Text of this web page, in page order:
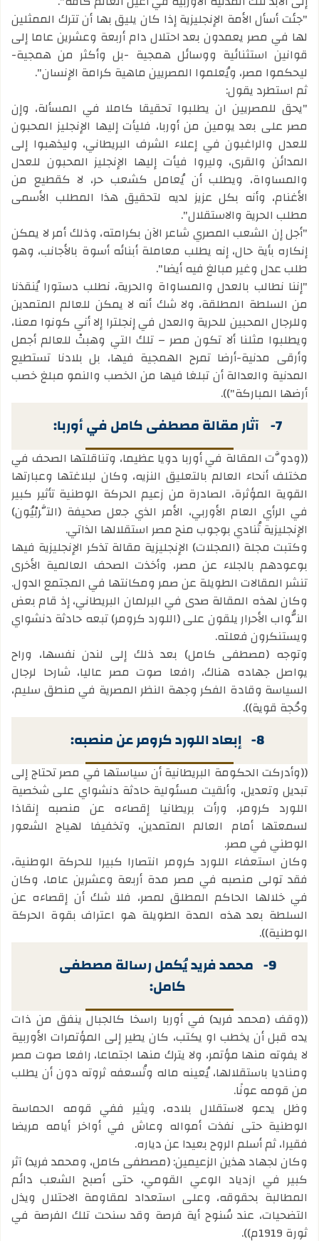
"جئت أسأل الأمة الإنجليزية إذا كان يليق بها أن تترك الممثلين
لها في مصر يعمدون بعد احتلال دام أربعة وعشرين عاما إلى
قوانين استثنائية ووسائل همجية -بل وأكثر من همجية-
ليحكموا مصر، ويُعلموا المصريين ماهية كرامة الإنسان".
ثم استطرد يقول:
"يحق للمصريين ان يطلبوا تحقيقا كاملا في المسألة، وإن
مصر على بعد يومين من أوربا، فليأت إليها الإنجليز المحبون
للعدل والراغبون في إعلاء الشرف البريطاني، وليذهبوا إلى
المدائن والقرى، وليروا فيأت إليها الإنجليز المحبون للعدل
والمساواة، ويطلب أن يُعامل كشعب حر، لا كقطيع من
الأغنام، وأنه بكل عزيز لديه لتحقيق هذا المطلب الأسمى
مطلب الحرية والاستقلال".
"أجل إن الشعب المصري شاعر الآن بكرامته، وذلك أمر لا يمكن
إنكاره بأية حال، إنه يطلب معاملة أبنائه أسوة بالأجانب، وهو
طلب عدل وغير مبالغ فيه أيضا".
"إننا نطالب بالعدل والمساواة والحرية، نطلب دستورا يُنقذنا
من السلطة المطلقة، ولا شك أنه لا يمكن للعالم المتمدين
وللرجال المحبين للحرية والعدل في إنجلترا إلا أني كونوا معنا،
ويطلبوا مثلنا ألا تكون مصر – تلك التي وهبتْ للعالم أجمل
وأرقى مدنية-أرضا تمرح الهمجية فيها، بل بلادنا تستطيع
المدنية والعدالة أن تبلغا فيها من الخصب والنمو مبلغ خصب
أرضها المباركة")).
7- آثار مقالة مصطفى كامل في أوربا:
((ودوَّت المقالة في أوربا دويا عظيما، وتناقلتها الصحف في
مختلف أنحاء العالم بالتعليق النزيه، وكان لبلاغتها وعبارتها
القوية المؤثرة، الصادرة من زعيم الحركة الوطنية تأثير كبير
في الرأي العام الأوربي، الأمر الذي جعل صحيفة (التَّربْيُون)
الإنجليزية تُنادي بوجوب منح مصر استقلالها الذاتي.
وكتبت مجلة (المجلات) الإنجليزية مقالة تذكر الإنجليزية فيها
بوعودهم بالجلاء عن مصر، وأخذت الصحف العالمية الأخرى
تنشر المقالات الطويلة عن صمر ومكانتها في المجتمع الدول.
وكان لهذه المقالة صدى في البرلمان البريطاني، إذ قام بعض
النُّواب الأحرار يلقون على (اللورد كرومر) تبعه حادثة دنشواي
ويستنكرون فعلته.
وتوجه (مصطفى كامل) بعد ذلك إلى لندن نفسها، وراح
يواصل جهاده هناك، رافعا صوت مصر عاليا، شارحا لرجال
السياسة وقادة الفكر وجهة النظر المصرية في منطق سليم،
وحُجة قوية)).
8- إبعاد اللورد كرومر عن منصبه:
((وأدركت الحكومة البريطانية أن سياستها في مصر تحتاج إلى
تبديل وتعديل، وألقيت مسئولية حادثة دنشواي على شخصية
اللورد كرومر، ورأت بريطانيا إقصاءه عن منصبه إنقاذا
لسمعتها أمام العالم المتمدين، وتخفيفا لهياج الشعور
الوطني في مصر.
وكان استعفاء اللورد كرومر انتصارا كبيرا للحركة الوطنية،
فقد تولى منصبه في مصر مدة أربعة وعشرين عاما، وكان
في خلالها الحاكم المطلق لمصر، فلا شك أن إقصاءه عن
السلطة بعد هذه المدة الطويلة هو اعتراف بقوة الحركة
الوطنية)).
9-
محمد فريد يُكمل رسالة مصطفى
كامل:
((وقف (محمد فريد) في أوربا راسخا كالجبال ينفق من ذات
يده قبل أن يخطب او يكتب، كان يطير إلى المؤتمرات الأوربية
لا يفوته منها مؤتمر، ولا يترك منها اجتماعا، رافعا صوت مصر
ومناديا باستقلالها، يُعينه ماله وتُسعفه ثروته دون أن يطلب
من قومه عونًا.
وظل يدعو لاستقلال بلاده، ويثير ففي قومه الحماسة
الوطنية حتى نفذت أمواله وعاش في أواخر أيامه مريضا
فقيرا، ثم أسلم الروح بعيدا عن دياره.
وكان لجهاد هذين الزعيمين: (مصطفى كامل، ومحمد فريد) آثر
كبير في ازدياد الوعي القومي، حتى أصبح الشعب دائم
المطالبة بحقوقه، وعلى استعداد لمقاومة الاحتلال ويذل
التضحيات، عند سُنوح أية فرصة وقد سنحت تلك الفرصة في
ثورة 1919م)).